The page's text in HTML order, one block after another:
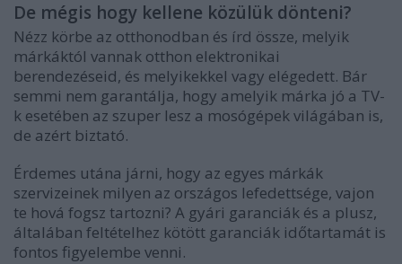
De mégis hogy kellene közülük dönteni?
Nézz körbe az otthonodban és írd össze, melyik
márkáktól vannak otthon elektronikai
berendezéseid, és melyikekkel vagy elégedett. Bár
semmi nem garantálja, hogy amelyik márka jó a TV-
k esetében az szuper lesz a mosógépek világában is,
de azért biztató.
Érdemes utána járni, hogy az egyes márkák
szervizeinek milyen az országos lefedettsége, vajon
te hová fogsz tartozni? A gyári garanciák és a plusz,
általában feltételhez kötött garanciák időtartamát is
fontos figyelembe venni.